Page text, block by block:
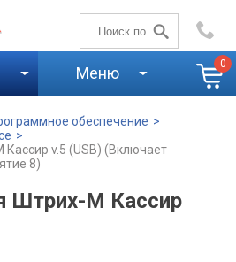
+7 (4842)59-58-00
Меню 0
обеспечение >
>
v.5 (USB) (Включает
8)
Штрих-М Кассир